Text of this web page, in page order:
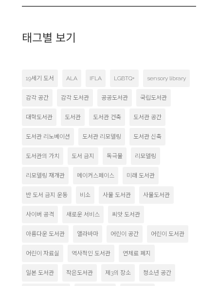
태그별 보기
19세기 도서 ALA IFLA LGBTQ+ sensory library
감각 공간 감각 도서관 공공도서관 국립도서관
대학도서관 도서관 도서관 건축 도서관 공간
도서관 리노베이션 도서관 리모델링 도서관 신축
도서관의 가치 도서 금지 독극물 리모델링
리모델링 재개관 메이커스페이스 미래 도서관
반 도서 금지 운동 비소 사물 도서관 사물도서관
사이버 공격 새로운 서비스 씨앗 도서관
아름다운 도서관 앨라바마 어린이 공간 어린이 도서관
어린이 자료실 역사적인 도서관 연체료 폐지
일본 도서관 작은도서관 제3의 장소 청소년 공간